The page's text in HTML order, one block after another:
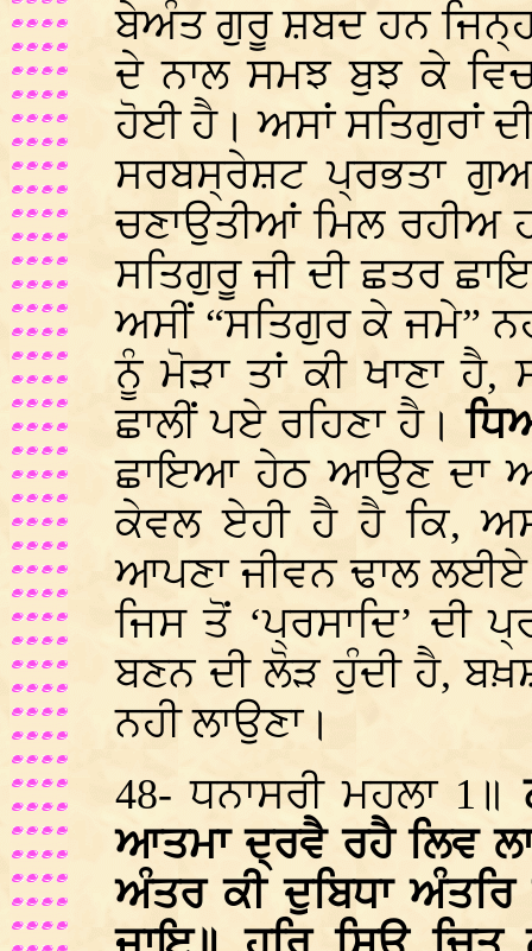
ਬੇਅੰਤ ਗੁਰੂ ਸ਼ਬਦ ਹਨ
ਦੇ ਨਾਲ ਸਮਝ ਬੁਝ ਕੇ
ਹੋਈ ਹੈ। ਅਸਾਂ ਸਤਿਗੁਰਾਂ
ਸਰਬਸ੍ਰੇਸ਼ਟ ਪ੍ਰਭਤਾ
ਚਣਾਉਤੀਆਂ ਮਿਲ ਰਹੀਅ
ਸਤਿਗੁਰੂ ਜੀ ਦੀ ਛਤਰ
ਅਸੀਂ “ਸਤਿਗੁਰ ਕੇ ਜਮੇ”
ਨੂੰ ਮੋੜਾ ਤਾਂ ਕੀ ਖਾਣਾ
ਛਾਲੀਂ ਪਏ ਰਹਿਣਾ ਹੈ।
ਛਾਇਆ ਹੇਠ ਆਉਣ ਦਾ
ਕੇਵਲ ਏਹੀ ਹੈ ਹੈ ਕਿ,
ਆਪਣਾ ਜੀਵਨ ਢਾਲ
ਜਿਸ ਤੋਂ ‘ਪ੍ਰਸਾਦਿ’ ਦੀ
ਬਣਨ ਦੀ ਲੋੜ ਹੁੰਦੀ ਹੈ,
ਨਹੀ ਲਾਉਣਾ।
48- ਧਨਾਸਰੀ ਮਹਲਾ 1॥
ਆਤਮਾ ਦ੍ਰਵੈ ਰਹੈ ਲਿਵ
ਅੰਤਰ ਕੀ ਦੁਬਿਧਾ